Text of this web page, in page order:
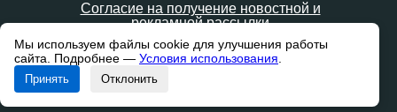
© 2026. Все права
Согласие на получение новостной и
рекламной рассылки
Мы используем файлы cookie для улучшения работы
сайта. Подробнее — Условия использования
Принять Отклонить